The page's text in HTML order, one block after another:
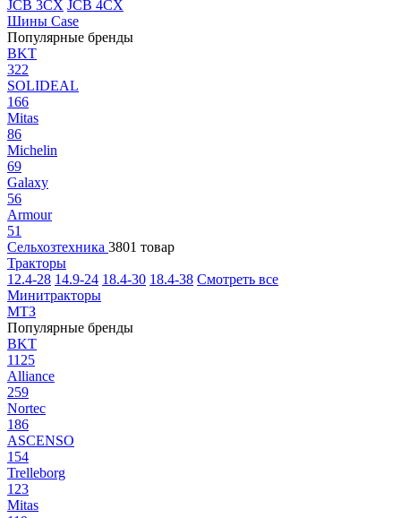
JCB 3CX JCB 4CX
Шины Case
Популярные бренды
BKT
322
SOLIDEAL
166
Mitas
86
Michelin
69
Galaxy
56
Armour
51
Сельхозтехника 3801 товар
Тракторы
12.4-28 14.9-24 18.4-30 18.4-38 Смотреть все
Минитракторы
МТЗ
Популярные бренды
BKT
1125
Alliance
259
Nortec
186
ASCENSO
154
Trelleborg
123
Mitas